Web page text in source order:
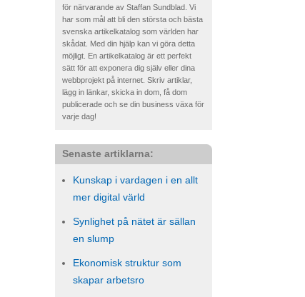
för närvarande av Staffan Sundblad. Vi
har som mål att bli den största och bästa
svenska artikelkatalog som världen har
skådat. Med din hjälp kan vi göra detta
möjligt. En artikelkatalog är ett perfekt
sätt för att exponera dig själv eller dina
webbprojekt på internet. Skriv artiklar,
lägg in länkar, skicka in dom, få dom
publicerade och se din business växa för
varje dag!
Senaste artiklarna:
Kunskap i vardagen i en allt
mer digital värld
Synlighet på nätet är sällan
en slump
Ekonomisk struktur som
skapar arbetsro